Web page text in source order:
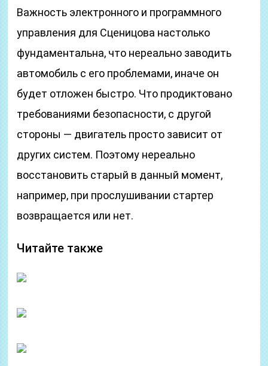
Важность электронного и программного
управления для Сценицова настолько
фундаментальна, что нереально заводить
автомобиль с его проблемами, иначе он
будет отложен быстро. Что продиктовано
требованиями безопасности, с другой
стороны — двигатель просто зависит от
других систем. Поэтому нереально
восстановить старый в данный момент,
например, при прослушивании стартер
возвращается или нет.
Читайте также